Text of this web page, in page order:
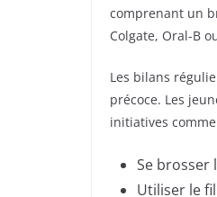
comprenant un
Colgate, Oral-B
Les bilans
précoce. Les
initiatives
Se brosser
Utiliser le